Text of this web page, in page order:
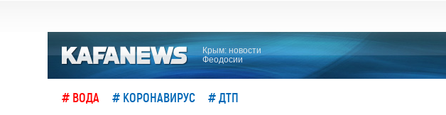
Крым: новости
Феодосии
# ВОДА # КОРОНАВИРУС # ДТП